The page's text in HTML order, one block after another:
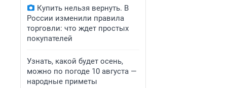
Купить нельзя вернуть. В
России изменили правила
торговли: что ждет простых
покупателей
Узнать, какой будет осень,
можно по погоде 10 августа —
народные приметы